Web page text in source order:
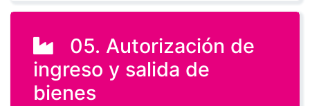
05. Autorización de
ingreso y salida de
bienes